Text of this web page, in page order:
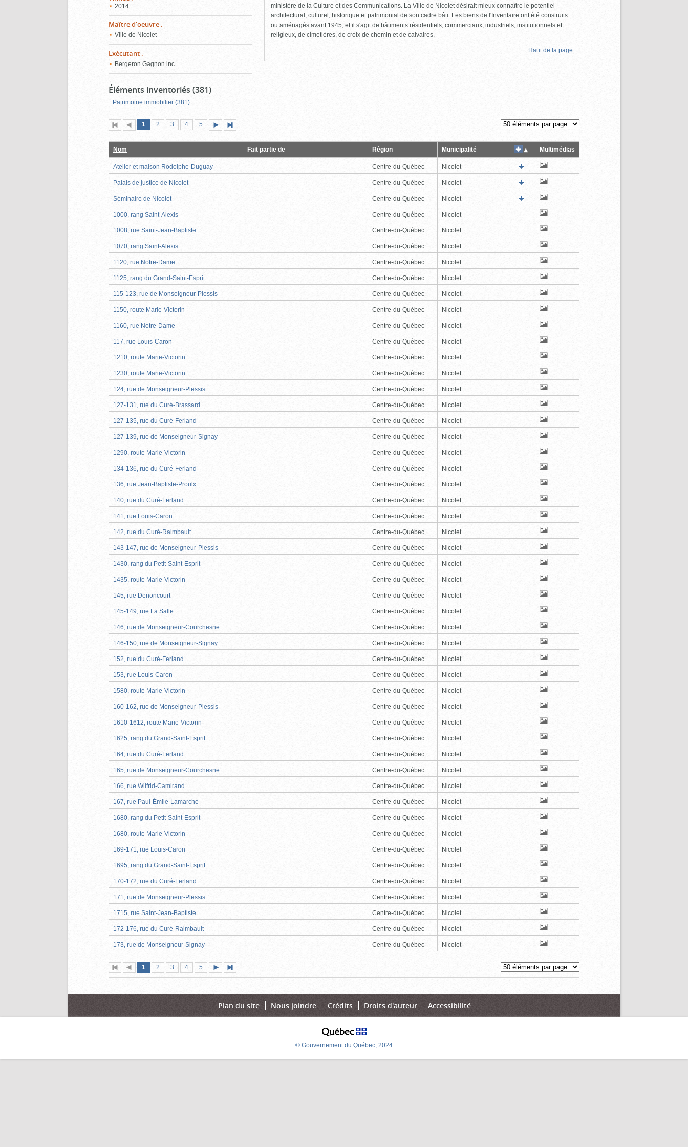
2014
Maître d'oeuvre :
Ville de Nicolet
Exécutant :
Bergeron Gagnon inc.
ministère de la Culture et des Communications. La Ville de Nicolet désirait mieux connaître le potentiel
architectural, culturel, historique et patrimonial de son cadre bâti. Les biens de l'Inventaire ont été construits
ou aménagés avant 1945, et il s'agit de bâtiments résidentiels, commerciaux, industriels, institutionnels et
religieux, de cimetières, de croix de chemin et de calvaires.
Haut de la page
Éléments inventoriés (381)
Patrimoine immobilier (381)
Première
page
Page
précédente
Page
1 (page
actuelle)
Page
2 Page
3 Page
4 Page
5
suivante
page
Nom Fait partie de Région Municipalité Multimédias
Atelier et maison Rodolphe-Duguay Centre-du-Québec Nicolet
Palais de justice de Nicolet Centre-du-Québec Nicolet
Séminaire de Nicolet Centre-du-Québec Nicolet
1000, rang Saint-Alexis Centre-du-Québec Nicolet
1008, rue Saint-Jean-Baptiste Centre-du-Québec Nicolet
1070, rang Saint-Alexis Centre-du-Québec Nicolet
1120, rue Notre-Dame Centre-du-Québec Nicolet
1125, rang du Grand-Saint-Esprit Centre-du-Québec Nicolet
115-123, rue de Monseigneur-Plessis Centre-du-Québec Nicolet
1150, route Marie-Victorin Centre-du-Québec Nicolet
1160, rue Notre-Dame Centre-du-Québec Nicolet
117, rue Louis-Caron Centre-du-Québec Nicolet
1210, route Marie-Victorin Centre-du-Québec Nicolet
1230, route Marie-Victorin Centre-du-Québec Nicolet
124, rue de Monseigneur-Plessis Centre-du-Québec Nicolet
127-131, rue du Curé-Brassard Centre-du-Québec Nicolet
127-135, rue du Curé-Ferland Centre-du-Québec Nicolet
127-139, rue de Monseigneur-Signay Centre-du-Québec Nicolet
1290, route Marie-Victorin Centre-du-Québec Nicolet
134-136, rue du Curé-Ferland Centre-du-Québec Nicolet
136, rue Jean-Baptiste-Proulx Centre-du-Québec Nicolet
140, rue du Curé-Ferland Centre-du-Québec Nicolet
141, rue Louis-Caron Centre-du-Québec Nicolet
142, rue du Curé-Raimbault Centre-du-Québec Nicolet
143-147, rue de Monseigneur-Plessis Centre-du-Québec Nicolet
1430, rang du Petit-Saint-Esprit Centre-du-Québec Nicolet
1435, route Marie-Victorin Centre-du-Québec Nicolet
145, rue Denoncourt Centre-du-Québec Nicolet
145-149, rue La Salle Centre-du-Québec Nicolet
146, rue de Monseigneur-Courchesne Centre-du-Québec Nicolet
146-150, rue de Monseigneur-Signay Centre-du-Québec Nicolet
152, rue du Curé-Ferland Centre-du-Québec Nicolet
153, rue Louis-Caron Centre-du-Québec Nicolet
1580, route Marie-Victorin Centre-du-Québec Nicolet
160-162, rue de Monseigneur-Plessis Centre-du-Québec Nicolet
1610-1612, route Marie-Victorin Centre-du-Québec Nicolet
1625, rang du Grand-Saint-Esprit Centre-du-Québec Nicolet
164, rue du Curé-Ferland Centre-du-Québec Nicolet
165, rue de Monseigneur-Courchesne Centre-du-Québec Nicolet
166, rue Wilfrid-Camirand Centre-du-Québec Nicolet
167, rue Paul-Émile-Lamarche Centre-du-Québec Nicolet
1680, rang du Petit-Saint-Esprit Centre-du-Québec Nicolet
1680, route Marie-Victorin Centre-du-Québec Nicolet
169-171, rue Louis-Caron Centre-du-Québec Nicolet
1695, rang du Grand-Saint-Esprit Centre-du-Québec Nicolet
170-172, rue du Curé-Ferland Centre-du-Québec Nicolet
171, rue de Monseigneur-Plessis Centre-du-Québec Nicolet
1715, rue Saint-Jean-Baptiste Centre-du-Québec Nicolet
172-176, rue du Curé-Raimbault Centre-du-Québec Nicolet
173, rue de Monseigneur-Signay Centre-du-Québec Nicolet
Première
page
Page
précédente
Page
1 (page
actuelle)
Page
2 Page
3 Page
4 Page
5
suivante
page
Plan du site Nous joindre Crédits Droits d'auteur Accessibilité
© Gouvernement du Québec, 2024